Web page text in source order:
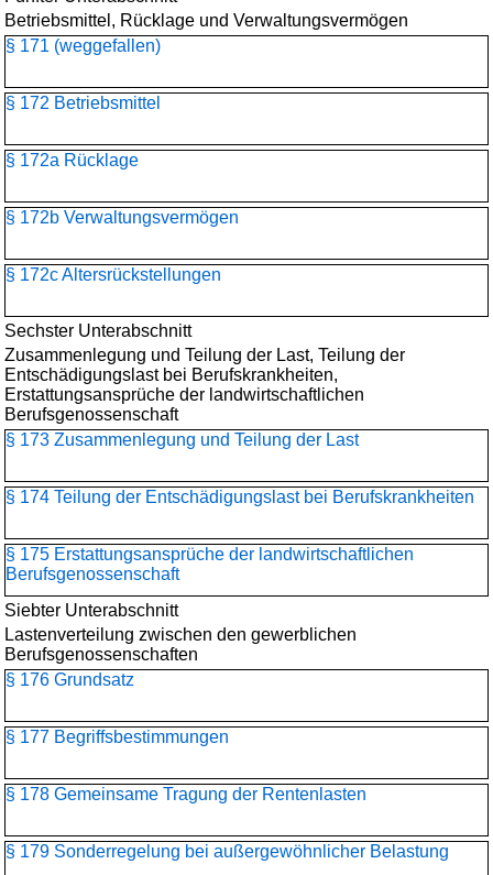
Betriebsmittel, Rücklage und Verwaltungsvermögen
§ 171 (weggefallen)
§ 172 Betriebsmittel
§ 172a Rücklage
§ 172b Verwaltungsvermögen
§ 172c Altersrückstellungen
Sechster Unterabschnitt
Zusammenlegung und Teilung der Last, Teilung der
Entschädigungslast bei Berufskrankheiten,
Erstattungsansprüche der landwirtschaftlichen
Berufsgenossenschaft
§ 173 Zusammenlegung und Teilung der Last
§ 174 Teilung der Entschädigungslast bei Berufskrankheiten
§ 175 Erstattungsansprüche der landwirtschaftlichen
Berufsgenossenschaft
Siebter Unterabschnitt
Lastenverteilung zwischen den gewerblichen
Berufsgenossenschaften
§ 176 Grundsatz
§ 177 Begriffsbestimmungen
§ 178 Gemeinsame Tragung der Rentenlasten
§ 179 Sonderregelung bei außergewöhnlicher Belastung